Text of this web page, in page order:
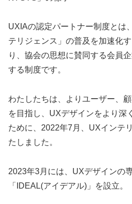
UXIAの認定パートナー制度とは
テリジェンス」の普及を加速化
り、協会の思想に賛同する会員
する制度です。
わたしたちは、よりユーザー、
を目指し、UXデザインをより深
ために、2022年7月、UXインテ
たしました。
2023年3月には、UXデザインの
「IDEAL(アイデアル)」を設立。